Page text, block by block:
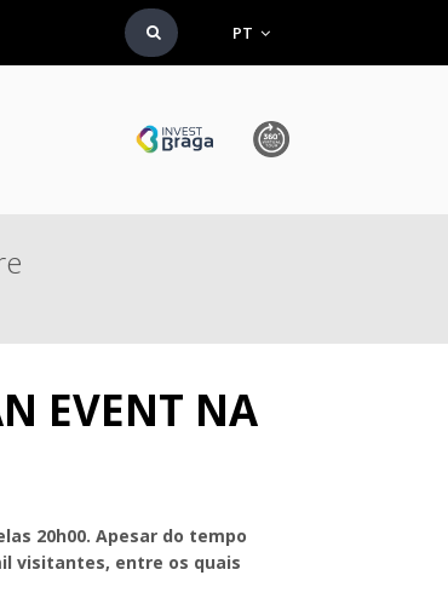
PT
EVENT NA
20h00. Apesar do tempo
visitantes, entre os quais